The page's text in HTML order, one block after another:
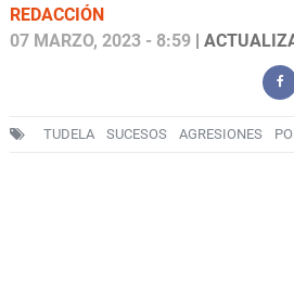
REDACCIÓN
07 MARZO, 2023 - 8:59|
TUDELA SUCESOS AGRESIONES